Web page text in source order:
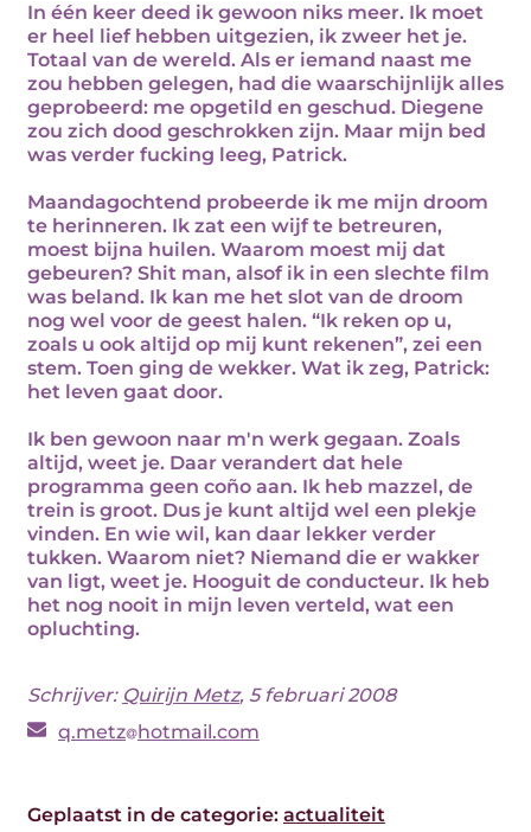
In één keer deed ik gewoon niks meer. Ik moet
er heel lief hebben uitgezien, ik zweer het je.
Totaal van de wereld. Als er iemand naast me
zou hebben gelegen, had die waarschijnlijk alles
geprobeerd: me opgetild en geschud. Diegene
zou zich dood geschrokken zijn. Maar mijn bed
was verder fucking leeg, Patrick.
Maandagochtend probeerde ik me mijn droom
te herinneren. Ik zat een wijf te betreuren,
moest bijna huilen. Waarom moest mij dat
gebeuren? Shit man, alsof ik in een slechte film
was beland. Ik kan me het slot van de droom
nog wel voor de geest halen. “Ik reken op u,
zoals u ook altijd op mij kunt rekenen”, zei een
stem. Toen ging de wekker. Wat ik zeg, Patrick:
het leven gaat door.
Ik ben gewoon naar m'n werk gegaan. Zoals
altijd, weet je. Daar verandert dat hele
programma geen coño aan. Ik heb mazzel, de
trein is groot. Dus je kunt altijd wel een plekje
vinden. En wie wil, kan daar lekker verder
tukken. Waarom niet? Niemand die er wakker
van ligt, weet je. Hooguit de conducteur. Ik heb
het nog nooit in mijn leven verteld, wat een
opluchting.
Schrijver: Quirijn Metz, 5 februari 2008
q.metz hotmail.com
Geplaatst in de categorie: actualiteit